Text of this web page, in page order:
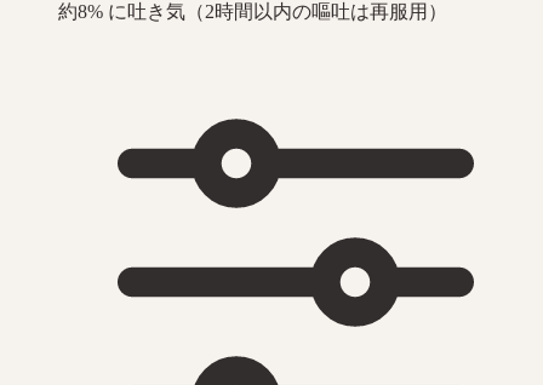
約8% に吐き気（2時間以内の嘔吐は再服用）